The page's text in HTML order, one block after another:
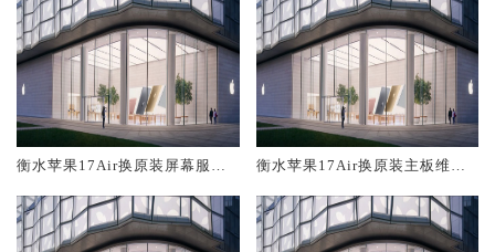
衡水苹果17Air换原装屏幕服务
衡水苹果17Air换原装主板维修